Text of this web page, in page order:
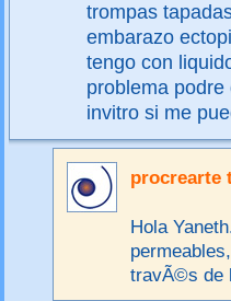
trompas
embarazo
tengo con
problema
invitro si me
procrearte
Hola
travÃ©s de